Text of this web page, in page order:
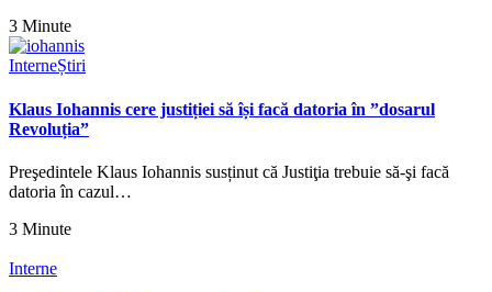
3 Minute
InterneȘtiri
Klaus Iohannis cere justiției să își facă datoria în ”dosarul
Revoluția”
Preşedintele Klaus Iohannis susținut că Justiţia trebuie să-şi facă
datoria în cazul…
3 Minute
Interne